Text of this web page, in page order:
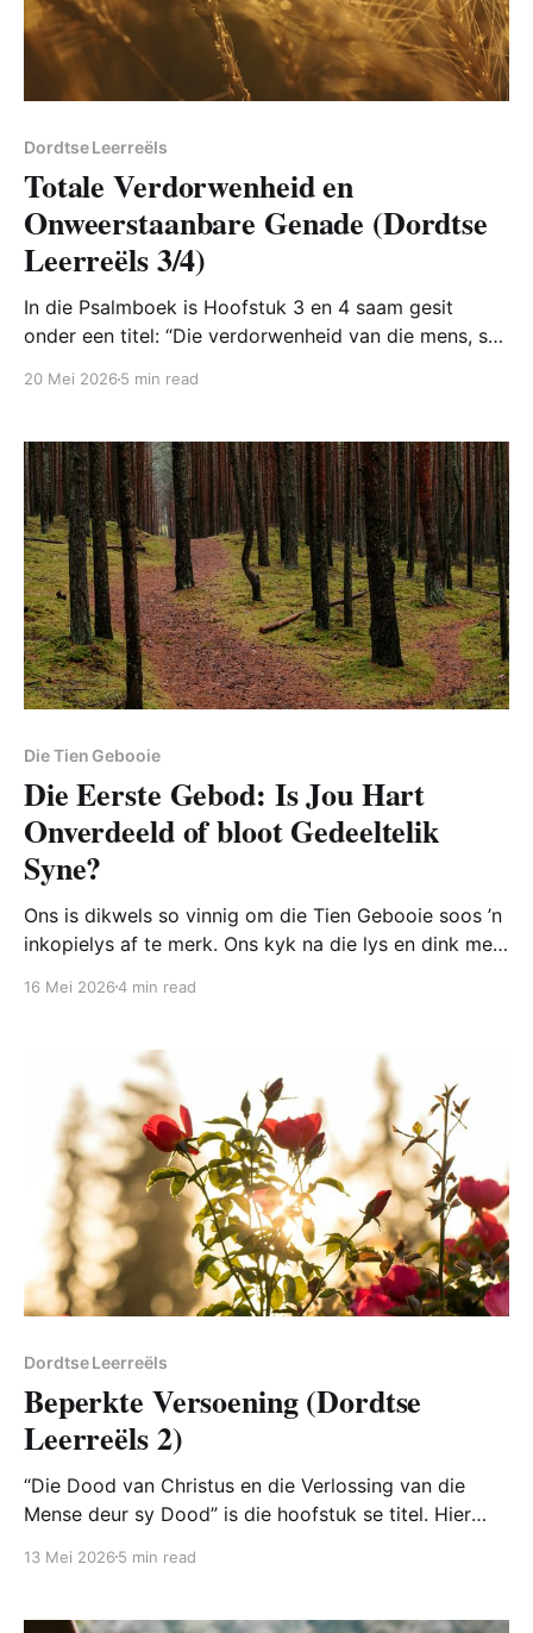
Dordtse Leerreëls
Totale Verdorwenheid en
Onweerstaanbare Genade (Dordtse
Leerreëls 3/4)
In die Psalmboek is Hoofstuk 3 en 4 saam gesit
onder een titel: “Die verdorwenheid van die mens, sy
20 Mei 2026 5 min read
Die Tien Gebooie
Die Eerste Gebod: Is Jou Hart
Onverdeeld of bloot Gedeeltelik
Syne?
Ons is dikwels so vinnig om die Tien Gebooie soos ’n
inkopielys af te merk. Ons kyk na die lys en dink met
moord gepleeg nie, en ek eer my ouers." Wanneer ons
16 Mei 20264 min read
Dordtse Leerreëls
Beperkte Versoening (Dordtse
Leerreëls 2)
“Die Dood van Christus en die Verlossing van die
Mense deur sy Dood” is die hoofstuk se titel. Hier
kyk in 9 paragrawe uitgelê.
13 Mei 2026 5 min read